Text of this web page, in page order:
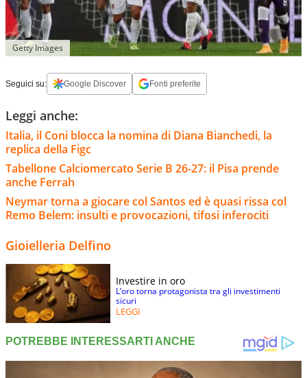
Getty Images
Seguici su: Google Discover Fonti preferite
Leggi anche:
Italia, il Coni blocca la nomina di Diana Bianchedi, la
replica della Figc
Tabellone Calciomercato Serie B 26-27: il Pisa prende
anche Ferrah
Neymar torna a giocare col Santos ed è quasi rissa col
Remo Belem: insulti e provocazioni, tifosi inferociti
Gioielleria Delfino
Investire in oro
L’oro torna protagonista tra gli investimenti
sicuri
LEGGI